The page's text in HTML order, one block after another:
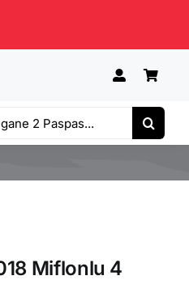
Miflonlu 4